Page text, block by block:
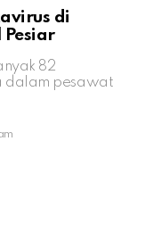
di
Pesiar
82
dalam pesawat